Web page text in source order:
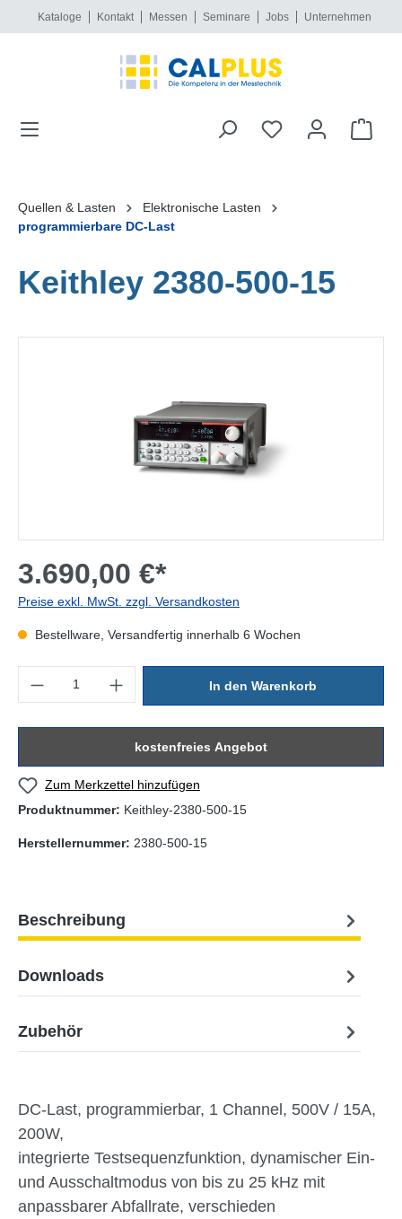
springen
Kataloge Kontakt Messen Seminare Jobs Unternehmen
Quellen & Lasten
Elektronische Lasten
programmierbare DC-Last
Keithley 2380-500-15
3.690,00 €*
Preise exkl. MwSt. zzgl. Versandkosten
Bestellware, Versandfertig innerhalb 6 Wochen
In den Warenkorb
kostenfreies Angebot
Zum Merkzettel hinzufügen
Produktnummer: Keithley-2380-500-15
Herstellernummer: 2380-500-15
Beschreibung
Downloads
Zubehör
DC-Last, programmierbar, 1 Channel, 500V / 15A,
200W,
integrierte Testsequenzfunktion, dynamischer Ein-
und Ausschaltmodus von bis zu 25 kHz mit
anpassbarer Abfallrate, verschieden